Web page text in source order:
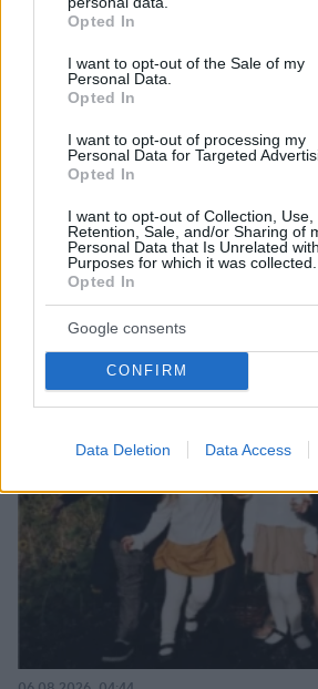
grant or deny consent to Google and its
use your data for below specified
consent section.
Opted In
I want to opt-out of the Sale of my
Personal Data.
Opted In
I want to opt-out of processing my
Personal Data for Targeted
Opted In
I want to opt-out of Collection, Use,
Retention, Sale, and/or Sharing of
Personal Data that Is Unrelated
Purposes for which it was collected.
Opted In
Google consents
CONFIRM
Data Deletion Data Access
53.000 δολάρια
ΔΕΙΤΕ ΟΛΕΣ ΤΙΣ ΕΙΔΗΣΕΙΣ
ΤΑ ΠΙΟ ΔΗΜΟΦΙΛΗ